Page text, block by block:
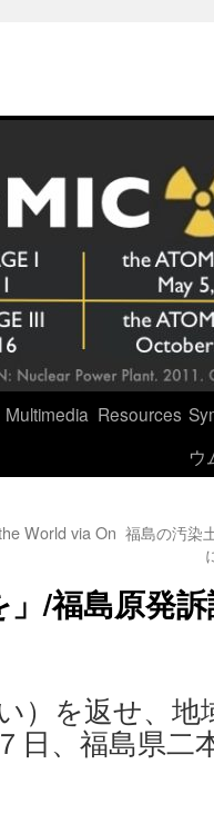
Multimedia Resources
ウ
World via On 福島の汚染
」/福島原発
）を返せ、地
日、福島県二